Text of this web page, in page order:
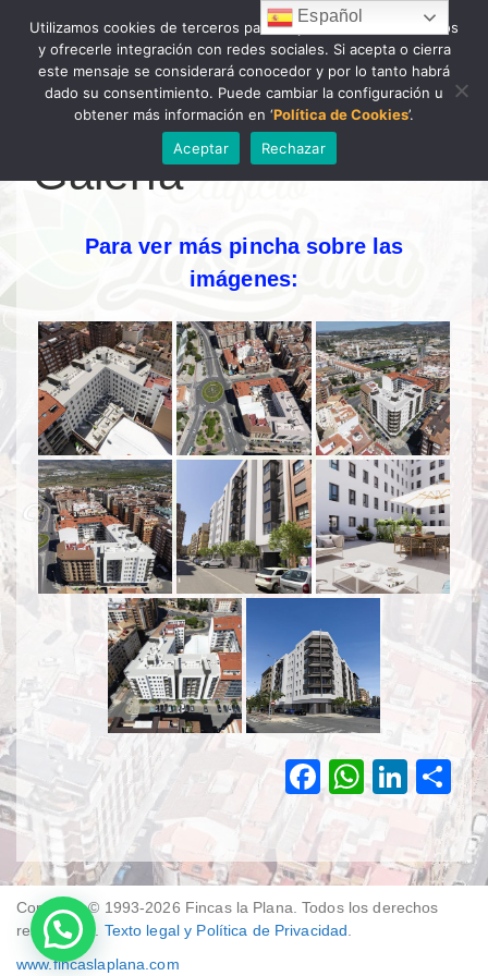
Alternar
Galería
Para ver más pincha sobre las
imágenes:
F
c
e
b
W
at
s
A
Li
n
k
e
dI
C
o
m
p
Copyright © 1993-2026 Fincas la Plana . Todos los derechos
reservados. Texto legal y Política de Privacidad
www.fincaslaplana.com
Español
Utilizamos cookies de terceros para mejorar nuestros servicios
y ofrecerle integración con redes sociales. Si acepta o cierra
este mensaje se considerará conocedor y por lo tanto habrá
dado su consentimiento. Puede cambiar la configuración u
obtener más información en ‘Política de Cookies’.
Aceptar
Rechazar